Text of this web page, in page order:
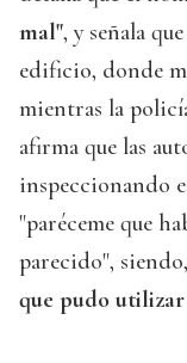
mal", y señala
edificio, donde
mientras la
afirma que las
inspeccionando
"paréceme que
parecido",
que pudo